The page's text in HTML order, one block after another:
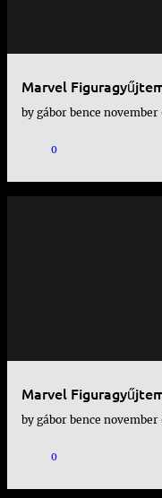
Marvel
by gábor bence november
0
Marvel
by gábor bence november
0